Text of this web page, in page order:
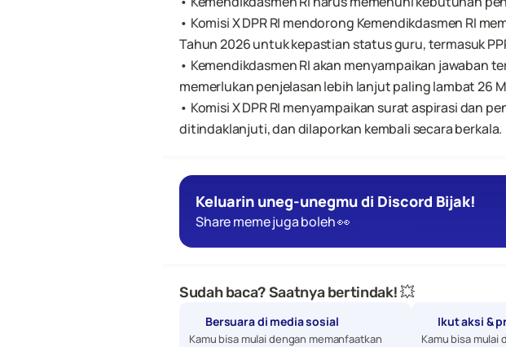
• Komisi X DPR RI mendorong Kemendikdasmen RI
Tahun 2026 untuk kepastian status guru, termasuk
• Kemendikdasmen RI akan menyampaikan jawaban
memerlukan penjelasan lebih lanjut paling lambat 26
• Komisi X DPR RI menyampaikan surat aspirasi dan
ditindaklanjuti, dan dilaporkan kembali secara berkala.
Keluarin uneg-unegmu di Discord Bijak!
Share meme juga boleh 👀
Sudah baca? Saatnya bertindak! 💥
Bersuara di media sosial
Kamu bisa mulai dengan memanfaatkan
Ikut aksi &
Kamu bisa mulai